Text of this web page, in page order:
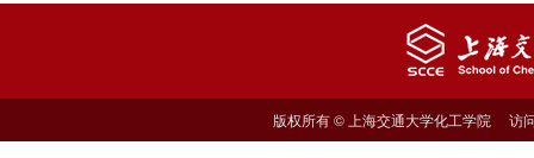
版权所有 © 上海交通大学化工学院 访